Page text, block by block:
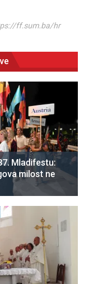
ff.sum.ba/hr
Mladifestu:
milost ne